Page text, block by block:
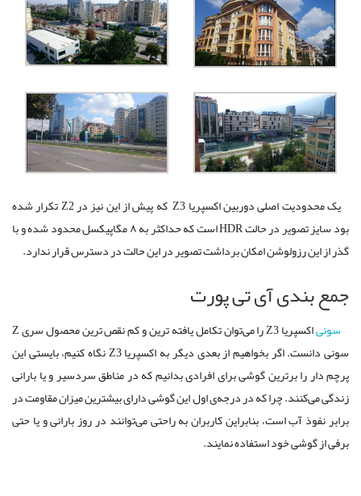
یک محدودیت اصلی دوربین اکسپریا Z3 که پیش از این نیز در Z2 تکرار شده
بود سایز تصویر در حالت HDR است که حداکثر به ۸ مگاپیکسل محدود شده و با
گذر از این رزولوشن امکان برداشت تصویر در این حالت در دسترس قرار ندارد.
جمع بندی آی تی پورت
سونی
اکسپریا Z3 را می‌توان تکامل یافته ترین و کم نقص ترین محصول سری Z
سونی دانست. اگر بخواهیم از بعدی دیگر به اکسپریا Z3 نگاه کنیم، بایستی این
پرچم‌ دار را برترین گوشی برای افرادی بدانیم که در مناطق سردسیر و یا بارانی
زندگی می‌کنند. چرا که در درجه‌ی اول این گوشی دارای بیشترین میزان مقاومت در
برابر نفوذ آب است، بنابراین کاربران به راحتی می‌توانند در روز بارانی و یا حتی
برفی از گوشی خود استفاده نمایند.